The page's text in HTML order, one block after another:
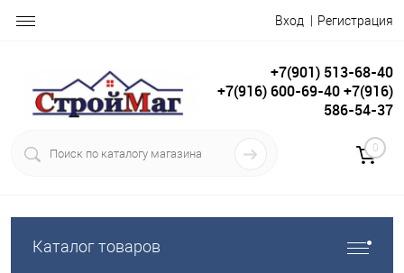
Вход Регистрация
+7(901) 513-68-40
+7(916) 600-69-40 +7(916)
586-54-37
0
Каталог товаров